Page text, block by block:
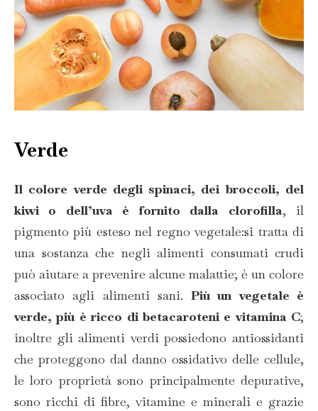
Verde
Il colore verde degli spinaci, dei broccoli, del
kiwi o dell’uva è fornito dalla clorofilla, il
pigmento più esteso nel regno vegetale:si tratta di
una sostanza che negli alimenti consumati crudi
può aiutare a prevenire alcune malattie; è un colore
associato agli alimenti sani.Più un vegetale è
verde, più è ricco di betacaroteni e vitamina C;
inoltre gli alimenti verdi possiedono antiossidanti
che proteggono dal danno ossidativo delle cellule,
le loro proprietà sono principalmente depurative,
sono ricchi di fibre, vitamine e minerali e grazie